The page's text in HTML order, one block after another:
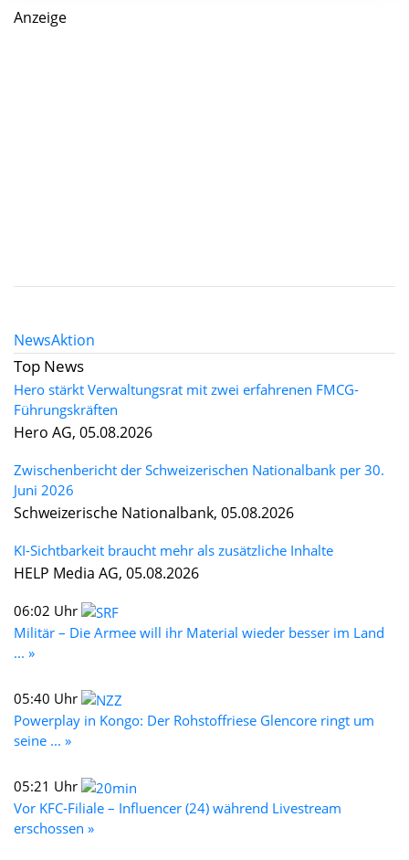
Anzeige
NewsAktion
Top News
Hero stärkt Verwaltungsrat mit zwei erfahrenen FMCG-
Führungskräften
Hero AG, 05.08.2026
Zwischenbericht der Schweizerischen Nationalbank per 30.
Juni 2026
Schweizerische Nationalbank, 05.08.2026
KI-Sichtbarkeit braucht mehr als zusätzliche Inhalte
HELP Media AG, 05.08.2026
06:02 Uhr
Militär – Die Armee will ihr Material wieder besser im Land
... »
05:40 Uhr
Powerplay in Kongo: Der Rohstoffriese Glencore ringt um
seine ... »
05:21 Uhr
Vor KFC-Filiale – Influencer (24) während Livestream
erschossen »